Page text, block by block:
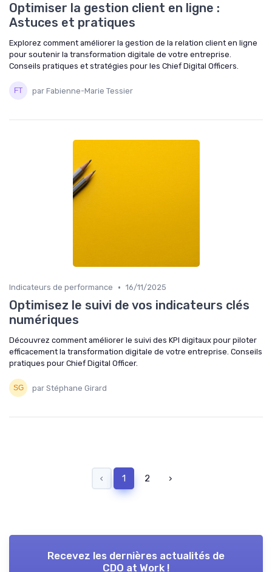
Optimiser la gestion client en ligne :
Astuces et pratiques
Explorez comment améliorer la gestion de la relation client en ligne
pour soutenir la transformation digitale de votre entreprise.
Conseils pratiques et stratégies pour les Chief Digital Officers.
par Fabienne-Marie Tessier
Indicateurs de performance • 16/11/2025
Optimisez le suivi de vos indicateurs clés
numériques
Découvrez comment améliorer le suivi des KPI digitaux pour piloter
efficacement la transformation digitale de votre entreprise. Conseils
pratiques pour Chief Digital Officer.
par Stéphane Girard
‹ 1 2 ›
Recevez les dernières actualités de
CDO at Work !